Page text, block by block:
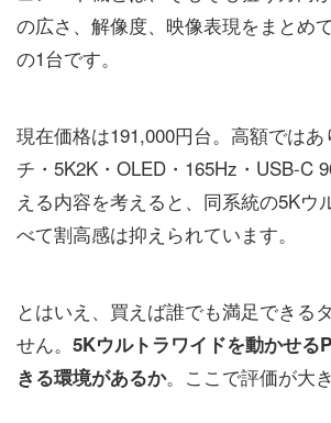
の広さ、解像度、映像表現をまとめ
の1台です。
現在価格は191,000円台。高額では
チ・5K2K・OLED・165Hz・USB-C
える内容を考えると、同系統の5Kウ
べて割高感は抑えられています。
とはいえ、買えば誰でも満足できる
せん。 5Kウルトラワイドを動かせる
きる環境があるか。ここで評価が大